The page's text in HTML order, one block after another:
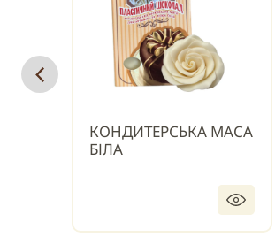
КОНДИТЕРСЬКА МАСА
БІЛА